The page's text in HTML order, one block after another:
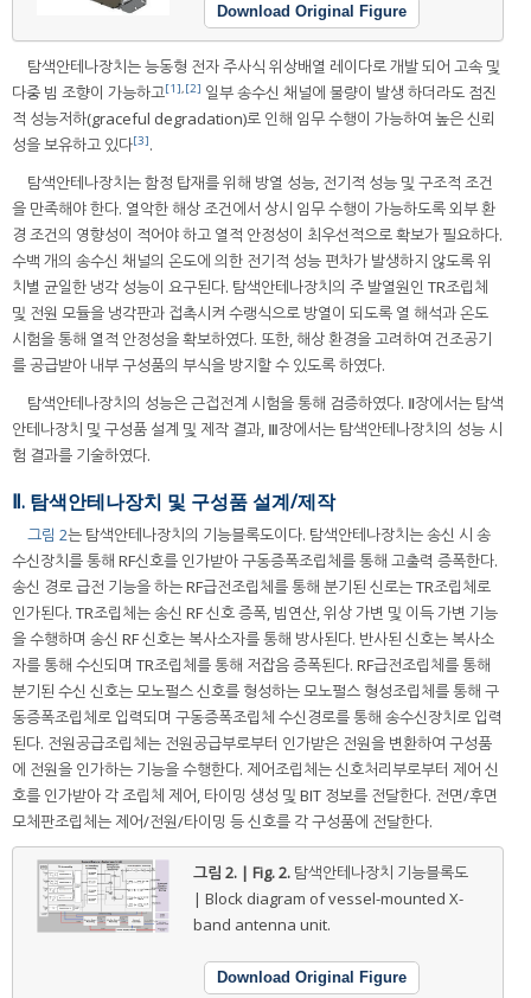
Download Original Figure
탐색안테나장치는 능동형 전자 주사식 위상배열 레이다로 개발 되어 고속 및
다중 빔 조향이 가능하고[1],[2] 일부 송수신 채널에 불량이 발생 하더라도 점진
적 성능저하(graceful degradation)로 인해 임무 수행이 가능하여 높은 신뢰
성을 보유하고 있다[3].
탐색안테나장치는 함정 탑재를 위해 방열 성능, 전기적 성능 및 구조적 조건
을 만족해야 한다. 열악한 해상 조건에서 상시 임무 수행이 가능하도록 외부 환
경 조건의 영향성이 적어야 하고 열적 안정성이 최우선적으로 확보가 필요하다.
수백 개의 송수신 채널의 온도에 의한 전기적 성능 편차가 발생하지 않도록 위
치별 균일한 냉각 성능이 요구된다. 탐색안테나장치의 주 발열원인 TR조립체
및 전원 모듈을 냉각판과 접촉시켜 수랭식으로 방열이 되도록 열 해석과 온도
시험을 통해 열적 안정성을 확보하였다. 또한, 해상 환경을 고려하여 건조공기
를 공급받아 내부 구성품의 부식을 방지할 수 있도록 하였다.
탐색안테나장치의 성능은 근접전계 시험을 통해 검증하였다. Ⅱ장에서는 탐색
안테나장치 및 구성품 설계 및 제작 결과, Ⅲ장에서는 탐색안테나장치의 성능 시
험 결과를 기술하였다.
Ⅱ. 탐색안테나장치 및 구성품 설계/제작
그림 2는 탐색안테나장치의 기능블록도이다. 탐색안테나장치는 송신 시 송
수신장치를 통해 RF신호를 인가받아 구동증폭조립체를 통해 고출력 증폭한다.
송신 경로 급전 기능을 하는 RF급전조립체를 통해 분기된 신로는 TR조립체로
인가된다. TR조립체는 송신 RF 신호 증폭, 빔연산, 위상 가변 및 이득 가변 기능
을 수행하며 송신 RF 신호는 복사소자를 통해 방사된다. 반사된 신호는 복사소
자를 통해 수신되며 TR조립체를 통해 저잡음 증폭된다. RF급전조립체를 통해
분기된 수신 신호는 모노펄스 신호를 형성하는 모노펄스 형성조립체를 통해 구
동증폭조립체로 입력되며 구동증폭조립체 수신경로를 통해 송수신장치로 입력
된다. 전원공급조립체는 전원공급부로부터 인가받은 전원을 변환하여 구성품
에 전원을 인가하는 기능을 수행한다. 제어조립체는 신호처리부로부터 제어 신
호를 인가받아 각 조립체 제어, 타이밍 생성 및 BIT 정보를 전달한다. 전면/후면
모체판조립체는 제어/전원/타이밍 등 신호를 각 구성품에 전달한다.
그림 2. | Fig. 2. 탐색안테나장치 기능블록도
| Block diagram of vessel-mounted X-
band antenna unit.
Download Original Figure